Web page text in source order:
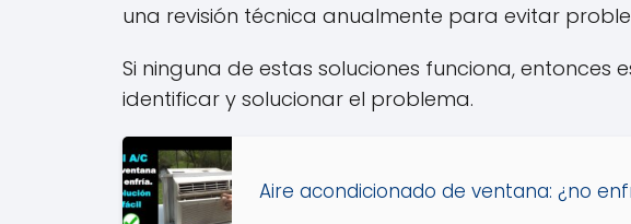
una revisión técnica anualmente para evitar
Si ninguna de estas soluciones funciona,
identificar y solucionar el problema.
Aire acondicionado de ventana: ¿no